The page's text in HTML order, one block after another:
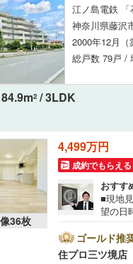
江ノ島電鉄
神奈川県藤沢
2000年12月（
総戸数 79戸 /
2 / 3LDK
36枚
4,499万円
成約でもらえる
おすす
■現地
望の日
限定で
---------- 弊社独自の住宅ローン提案システム 弊社ではファイナンシャル専門スタ
ゴールド推
住プロ三ツ境
徳島
縄 福岡
件
件
件
相模線(484 )
五日市線(
秋田新幹線
東京メトロ
東京メトロ
東京メトロ
件
件
配置、向き、
角住戸（ 4
構造・規模・
耐震構造（
大規模（
（0 ）
立地
件